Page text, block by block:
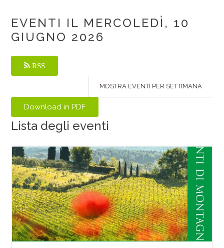
EVENTI IL MERCOLEDÌ, 10
GIUGNO 2026
RSS
MOSTRA EVENTI PER SETTIMANA
Lista degli eventi